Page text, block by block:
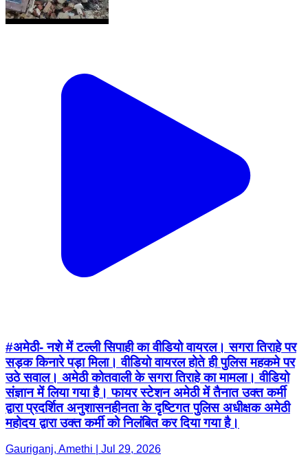
#अमेठी- नशे में टल्ली सिपाही का वीडियो वायरल। सगरा तिराहे पर
सड़क किनारे पड़ा मिला। वीडियो वायरल होते ही पुलिस महकमे पर
उठे सवाल। अमेठी कोतवाली के सगरा तिराहे का मामला। वीडियो
संज्ञान में लिया गया है। फायर स्टेशन अमेठी में तैनात उक्त कर्मी
द्वारा प्रदर्शित अनुशासनहीनता के दृष्टिगत पुलिस अधीक्षक अमेठी
महोदय द्वारा उक्त कर्मी को निलंबित कर दिया गया है।
Gauriganj, Amethi | Jul 29, 2026